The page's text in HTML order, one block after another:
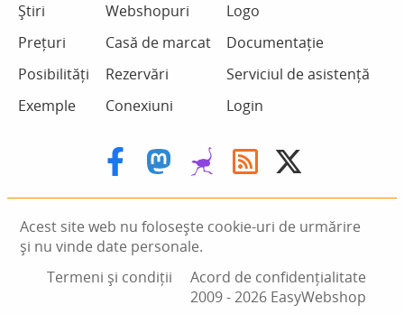
Știri
Prețuri
Posibilități
Exemple
Webshopuri
Casă de marcat
Rezervări
Conexiuni
Logo
Documentație
Serviciul de asistență
Login
Acest site web nu folosește cookie-uri de urmărire
și nu vinde date personale.
Termeni și condiții
Acord de confidențialitate
2009 ‑ 2026 EasyWebshop